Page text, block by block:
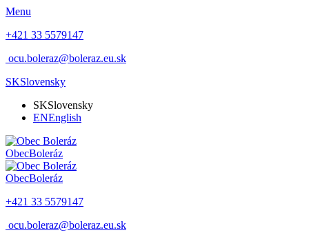
Menu
+421 33 5579147
ocu.boleraz@boleraz.eu.sk
SKSlovensky
SKSlovensky
ENEnglish
ObecBoleráz
ObecBoleráz
+421 33 5579147
ocu.boleraz@boleraz.eu.sk